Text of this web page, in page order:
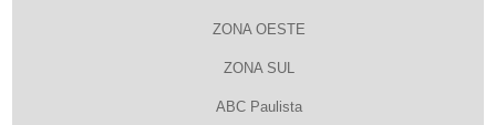
ZONA OESTE
ZONA SUL
ABC Paulista